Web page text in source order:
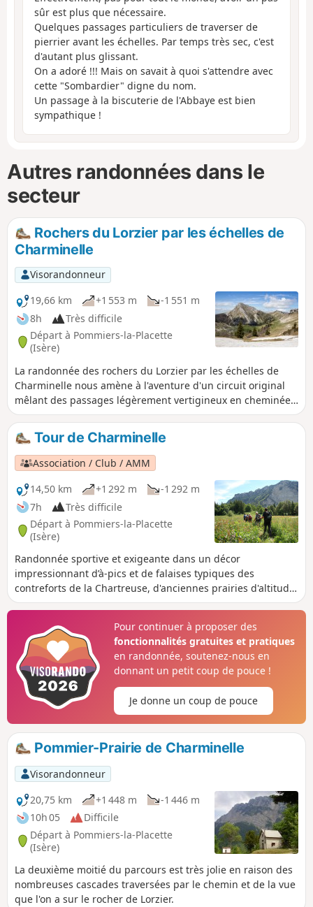
sûr est plus que nécessaire.
Quelques passages particuliers de traverser de
pierrier avant les échelles. Par temps très sec, c'est
d'autant plus glissant.
On a adoré !!! Mais on savait à quoi s'attendre avec
cette "Sombardier" digne du nom.
Un passage à la biscuterie de l'Abbaye est bien
sympathique !
Autres randonnées dans le
secteur
Rochers du Lorzier par les échelles de
Charminelle
Visorandonneur
19,66 km
+1 553 m
-1 551 m
8h
Très difficile
Départ à Pommiers-la-Placette
(Isère)
La randonnée des rochers du Lorzier par les échelles de
Charminelle nous amène à l'aventure d'un circuit original
mêlant des passages légèrement vertigineux en cheminée
ou sur des échelles centenaires autrefois empruntées par
des chasseurs. Plusieurs points de vue laissent découvrir de
très beau panoramas, notamment au sommet des rochers
du Lorzier, ou au Col des Banettes.
Tour de Charminelle
Association / Club / AMM
14,50 km
+1 292 m
-1 292 m
7h
Très difficile
Départ à Pommiers-la-Placette
(Isère)
Randonnée sportive et exigeante dans un décor
impressionnant d’à-pics et de falaises typiques des
contreforts de la Chartreuse, d'anciennes prairies d'altitude,
de descente dans les bassins torrentiels de Charminelle et
de Chalais avant de rejoindre le point de départ. Sentier n°6
des "Sentiers de Chartreuse Occidentale". Il est fortement
recommandé de suivre ce circuit dans le sens des aiguilles
d'une montre . Ce sont des sentiers de montagne et/ou
forêts , avec tous les risques inhérents : chutes de
branches, d'arbres, de cailloux, de rochers, coulées de
ravins et des falaises. Ne quittez pas le sentier balisé.
Pour continuer à proposer des
fonctionnalités gratuites et pratiques
en randonnée, soutenez-nous en
donnant un petit coup de pouce !
Je donne un coup de pouce
Pommier-Prairie de Charminelle
Visorandonneur
20,75 km
+1 448 m
-1 446 m
10h 05
Difficile
Départ à Pommiers-la-Placette
(Isère)
La deuxième moitié du parcours est très jolie en raison des
nombreuses cascades traversées par le chemin et de la vue
que l'on a sur le rocher de Lorzier.